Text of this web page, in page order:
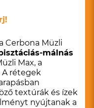
Cerbona Müzli
málnás
Max, a
A rétegek
textúrák és ízek
nyújtanak a